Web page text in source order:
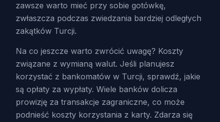
zawsze warto mieć przy sobie gotówkę,
zwłaszcza podczas zwiedzania bardziej odległych
zakątków Turcji.
Na co jeszcze warto zwrócić uwagę? Koszty
związane z wymianą walut. Jeśli planujesz
korzystać z bankomatów w Turcji, sprawdź, jakie
są opłaty za wypłaty. Wiele banków dolicza
prowizję za transakcje zagraniczne, co może
podnieść koszty korzystania z karty. Zdarza się